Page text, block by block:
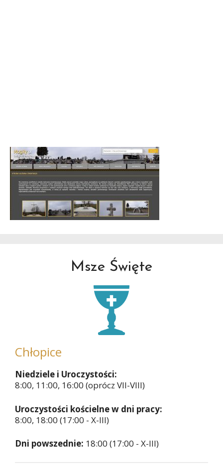
Msze Święte
Chłopice
Niedziele i Uroczystości:
8:00, 11:00, 16:00 (oprócz VII-VIII)
Uroczystości kościelne w dni pracy:
8:00, 18:00 (17:00 - X-III)
Dni powszednie: 18:00 (17:00 - X-III)